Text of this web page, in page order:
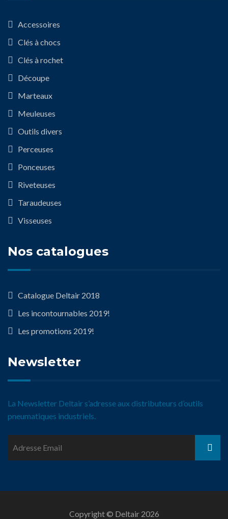
Accessoires
Clés à chocs
Clés à rochet
Découpe
Marteaux
Meuleuses
Outils divers
Perceuses
Ponceuses
Riveteuses
Taraudeuses
Visseuses
Nos catalogues
Catalogue Deltair 2018
Les incontournables 2019!
Les promotions 2019!
Newsletter
La Newsletter Deltair s’adresse aux distributeurs d’outils
pneumatiques industriels.
Copyright © Deltair 2026